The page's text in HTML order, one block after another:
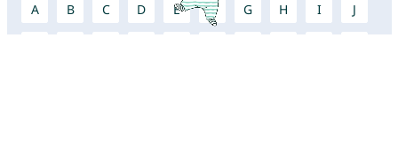
A B C D E F G H I J